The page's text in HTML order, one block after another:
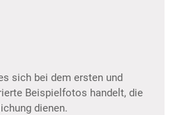
sich bei dem ersten und
Beispielfotos handelt, die
dienen.